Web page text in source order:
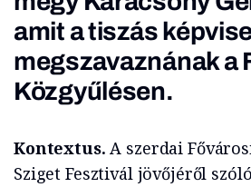
amit a tiszás
megszavaznának a
Közgyűlésen.
Kontextus.A szerdai
Sziget Fesztivál jövőjéről